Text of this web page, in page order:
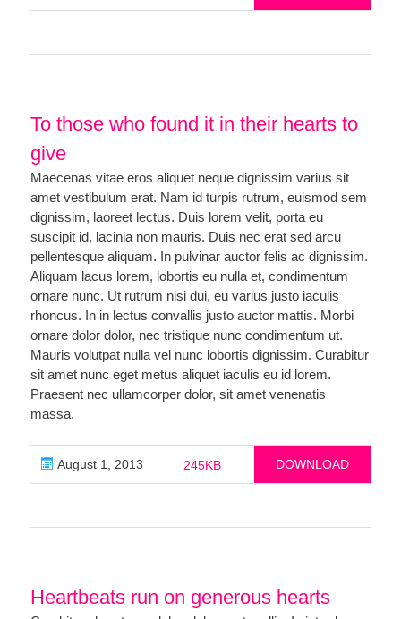
To those who found it in their hearts to
give
Maecenas vitae eros aliquet neque dignissim varius sit
amet vestibulum erat. Nam id turpis rutrum, euismod sem
dignissim, laoreet lectus. Duis lorem velit, porta eu
suscipit id, lacinia non mauris. Duis nec erat sed arcu
pellentesque aliquam. In pulvinar auctor felis ac dignissim.
Aliquam lacus lorem, lobortis eu nulla et, condimentum
ornare nunc. Ut rutrum nisi dui, eu varius justo iaculis
rhoncus. In in lectus convallis justo auctor mattis. Morbi
ornare dolor dolor, nec tristique nunc condimentum ut.
Mauris volutpat nulla vel nunc lobortis dignissim. Curabitur
sit amet nunc eget metus aliquet iaculis eu id lorem.
Praesent nec ullamcorper dolor, sit amet venenatis
massa.
August 1, 2013 245KB DOWNLOAD
Heartbeats run on generous hearts